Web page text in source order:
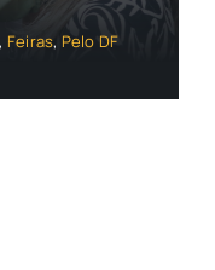
, Feiras, Pelo DF